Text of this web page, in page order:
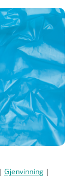
| Gjenvinning |